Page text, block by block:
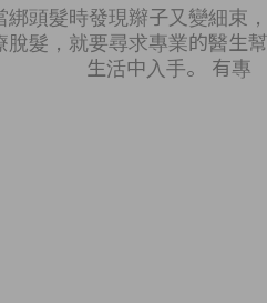
頭髮時發現辮子又變細束
髮，就要尋求專業的醫生
生活中入手。 有專